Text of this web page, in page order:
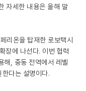
자세한 내용은 올해 말
리온을 탑재한 로보택시
장에 나선다. 이번 협력
해, 중동 전역에서 레벨
다는 설명이다.